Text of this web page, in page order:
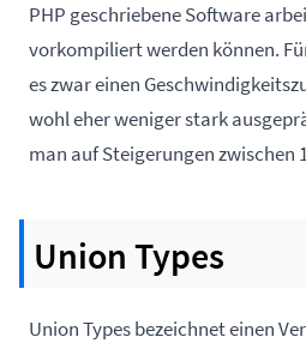
PHP geschriebene Software
vorkompiliert werden können.
es zwar einen
wohl eher weniger stark
man auf Steigerungen zwischen
Union Types
Union Types bezeichnet einen